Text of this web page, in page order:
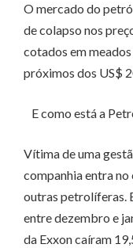
O mercado do
de colapso nos
cotados em
próximos dos US$
E como está a
Vítima de uma
companhia entra
outras petrolíferas.
entre dezembro e
da Exxon caíram